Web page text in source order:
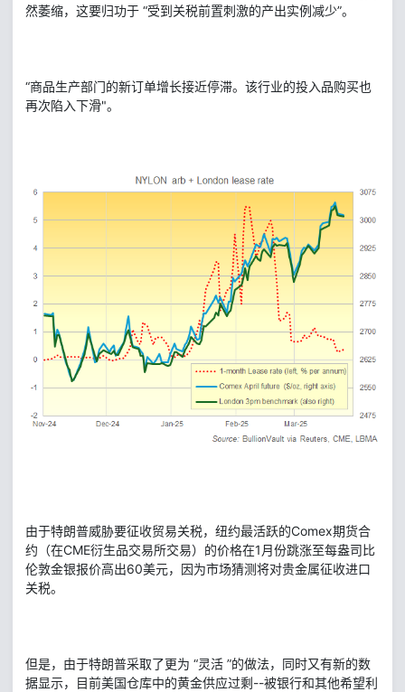
然萎缩，这要归功于 “受到关税前置刺激的产出实例减少”。
“商品生产部门的新订单增长接近停滞。该行业的投入品购买也
再次陷入下滑"。
由于特朗普威胁要征收贸易关税，纽约最活跃的Comex期货合
约（在CME衍生品交易所交易）的价格在1月份跳涨至每盎司比
伦敦金银报价高出60美元，因为市场猜测将对贵金属征收进口
关税。
但是，由于特朗普采取了更为 “灵活 ”的做法，同时又有新的数
据显示，目前美国仓库中的黄金供应过剩--被银行和其他希望利